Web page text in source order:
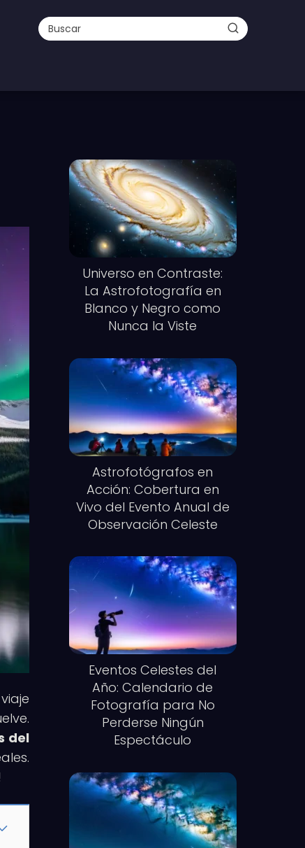
del
Universo en Contraste:
La Astrofotografía en
Blanco y Negro como
Nunca la Viste
Astrofotógrafos en
Acción: Cobertura en
Vivo del Evento Anual de
Observación Celeste
Eventos Celestes del
Año: Calendario de
Fotografía para No
Perderse Ningún
Espectáculo